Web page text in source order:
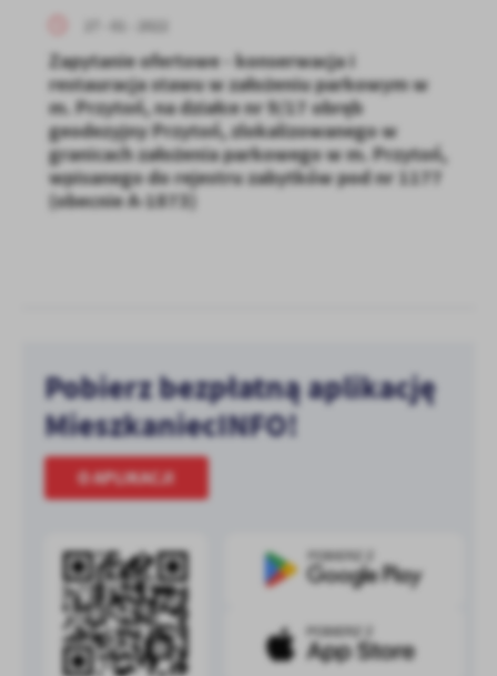
27 - 01 - 2022
Zapytanie ofertowe - konserwacja i
restauracja stawu w założeniu parkowym w
m. Przytoń, na działce nr 9/17 obręb
geodezyjny Przytoń, zlokalizowanego w
granicach założenia parkowego w m. Przytoń,
wpisanego do rejestru zabytków pod nr 1177
(obecnie A-1873)
Pobierz bezpłatną aplikację
MieszkaniecINFO!
O APLIKACJI